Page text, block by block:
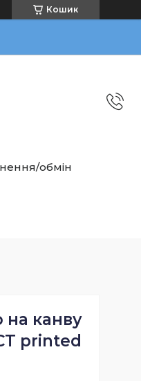
Кошик
обмін
канву
printed